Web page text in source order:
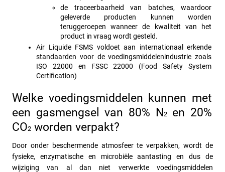
de traceerbaarheid van batches, waardoor
geleverde producten kunnen worden
teruggeroepen wanneer de kwaliteit van het
product in vraag wordt gesteld.
Air Liquide FSMS voldoet aan internationaal erkende
standaarden voor de voedingsmiddelenindustrie zoals
ISO 22000 en FSSC 22000 (Food Safety System
Certification)
Welke voedingsmiddelen kunnen met
een gasmengsel van 80% N 2 en 20%
CO2 worden verpakt?
Door onder beschermende atmosfeer te verpakken, wordt de
fysieke, enzymatische en microbiële aantasting en dus de
wijziging van al dan niet verwerkte voedingsmiddelen